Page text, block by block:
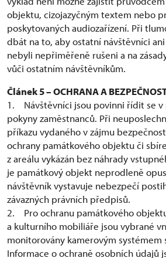
objektu, cizojazyčným textem nebo
poskytovaných audiozařízení. Při
dbát na to, aby ostatní návštěvníci
nebyli nepřiměřeně rušeni a na
vůči ostatním návštěvníkům.
Článek 5 – OCHRANA A
1. Návštěvníci jsou povinni řídit se
pokyny zaměstnanců. Při
příkazu vydaného v zájmu
ochrany památkového objektu či
z areálu vykázán bez náhrady
je památkový objekt neprodleně
návštěvník vystavuje nebezpečí
závazných právních předpisů.
2. Pro ochranu památkového
a kulturního mobiliáře jsou vybrané
monitorovány kamerovým systémem
Informace o ochraně osobních údajů